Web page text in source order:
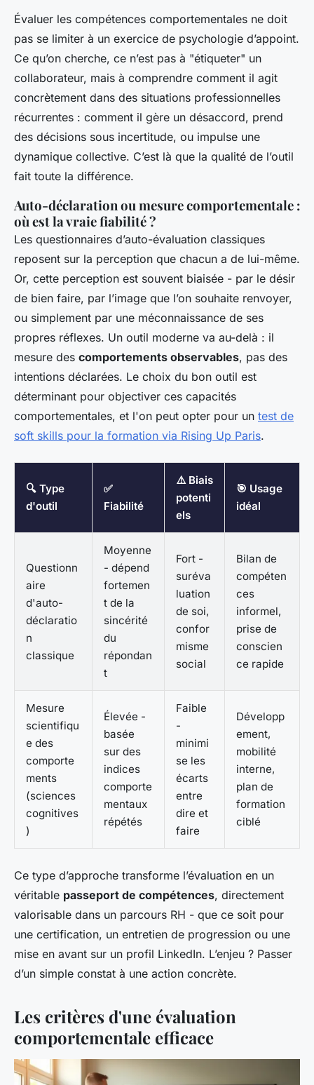
Évaluer les compétences comportementales ne doit
pas se limiter à un exercice de psychologie d’appoint.
Ce qu’on cherche, ce n’est pas à "étiqueter" un
collaborateur, mais à comprendre comment il agit
concrètement dans des situations professionnelles
récurrentes : comment il gère un désaccord, prend
des décisions sous incertitude, ou impulse une
dynamique collective. C’est là que la qualité de l’outil
fait toute la différence.
Auto-déclaration ou mesure comportementale :
où est la vraie fiabilité ?
Les questionnaires d’auto-évaluation classiques
reposent sur la perception que chacun a de lui-même.
Or, cette perception est souvent biaisée - par le désir
de bien faire, par l’image que l’on souhaite renvoyer,
ou simplement par une méconnaissance de ses
propres réflexes. Un outil moderne va au-delà : il
mesure des comportements observables, pas des
intentions déclarées. Le choix du bon outil est
déterminant pour objectiver ces capacités
comportementales, et l'on peut opter pour un test de
soft skills pour la formation via Rising Up Paris.
🔍 Type
d'outil
✅
Fiabilité
⚠️ Biais
potenti
els
🎯 Usage
idéal
Questionn
aire
d'auto-
déclaratio
n
classique
Moyenne
- dépend
fortemen
t de la
sincérité
du
répondan
t
Fort -
suréva
luation
de soi,
confor
misme
social
Bilan de
compéten
ces
informel,
prise de
conscien
ce rapide
Mesure
scientifiqu
e des
comporte
ments
(sciences
cognitives
)
Élevée -
basée
sur des
indices
comporte
mentaux
répétés
Faible
-
minimi
se les
écarts
entre
dire et
faire
Développ
ement,
mobilité
interne,
plan de
formation
ciblé
Ce type d’approche transforme l’évaluation en un
véritable passeport de compétences, directement
valorisable dans un parcours RH - que ce soit pour
une certification, un entretien de progression ou une
mise en avant sur un profil LinkedIn. L’enjeu ? Passer
d’un simple constat à une action concrète.
Les critères d'une évaluation
comportementale efficace